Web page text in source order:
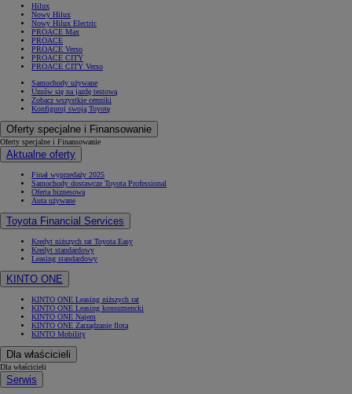
Hilux
Nowy Hilux
Nowy Hilux Electric
PROACE Max
PROACE
PROACE Verso
PROACE CITY
PROACE CITY Verso
Samochody używane
Umów się na jazdę testową
Zobacz wszystkie cenniki
Konfiguruj swoją Toyotę
Oferty specjalne i Finansowanie
Oferty specjalne i Finansowanie
Aktualne oferty
Finał wyprzedaży 2025
Samochody dostawcze Toyota Professional
Oferta biznesowa
Auta używane
Toyota Financial Services
Kredyt niższych rat Toyota Easy
Kredyt standardowy
Leasing standardowy
KINTO ONE
KINTO ONE Leasing niższych rat
KINTO ONE Leasing konsumencki
KINTO ONE Najem
KINTO ONE Zarządzanie flotą
KINTO Mobility
Dla właścicieli
Dla właścicieli
Serwis